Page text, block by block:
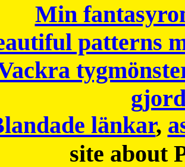
Min
patterns
länkar,
site about